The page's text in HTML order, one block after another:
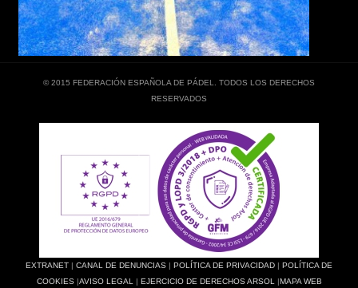
© 2015 FEDERACIÓN ESPAÑOLA DE PÁDEL. TODOS LOS DERECHOS
RESERVADOS
EXTRANET | CANAL DE DENUNCIAS | POLÍTICA DE PRIVACIDAD | POLÍTICA DE
COOKIES|AVISO LEGAL | EJERCICIO DE DERECHOS ARSOL |MAPA WEB